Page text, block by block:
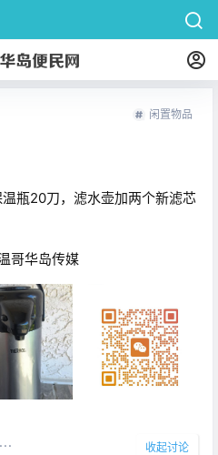
闲置物品
温瓶20刀，滤水壶加两个新滤芯
哥华岛传媒
收起讨论